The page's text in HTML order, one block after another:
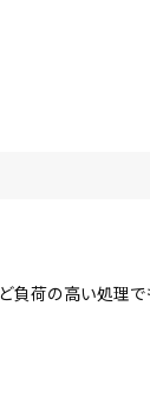
荷の高い処理で